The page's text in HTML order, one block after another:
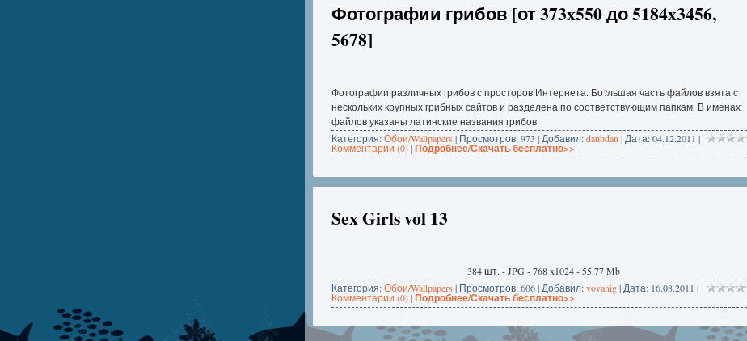
Фотографии грибов [от 373x550 до 5184x3456,
5678]
Фотографии различных грибов с просторов Интернета. Бо?льшая часть файлов взята с
нескольких крупных грибных сайтов и разделена по соответствующим папкам. В именах
файлов указаны латинские названия грибов.
Категория:Обои/Wallpapers | Просмотров: 973 | Добавил:danbdan | Дата:04.12.2011 |
Комментарии (0)|Подробнее/Скачать бесплатно>>
Sex Girls vol 13
384 шт. - JPG - 768 x1024 - 55.77 Mb
Категория:Обои/Wallpapers | Просмотров: 606 | Добавил:vovanig| Дата: 16.08.2011 |
Комментарии (0)|Подробнее/Скачать бесплатно>>